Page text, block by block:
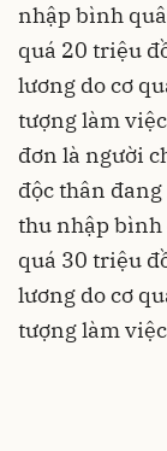
nhập bình
quá 20 triệu
lương do cơ
tượng làm
đơn là người
độc thân
thu nhập bình
quá 30 triệu
lương do cơ
tượng làm